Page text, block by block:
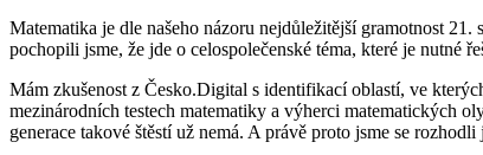
Matematika je dle našeho názoru nejdůležitější gramotnost
pochopili jsme, že jde o celospolečenské téma, které je nutné
Mám zkušenost z Česko.Digital s identifikací oblastí, ve
mezinárodních testech matematiky a výherci matematických
generace takové štěstí už nemá. A právě proto jsme se